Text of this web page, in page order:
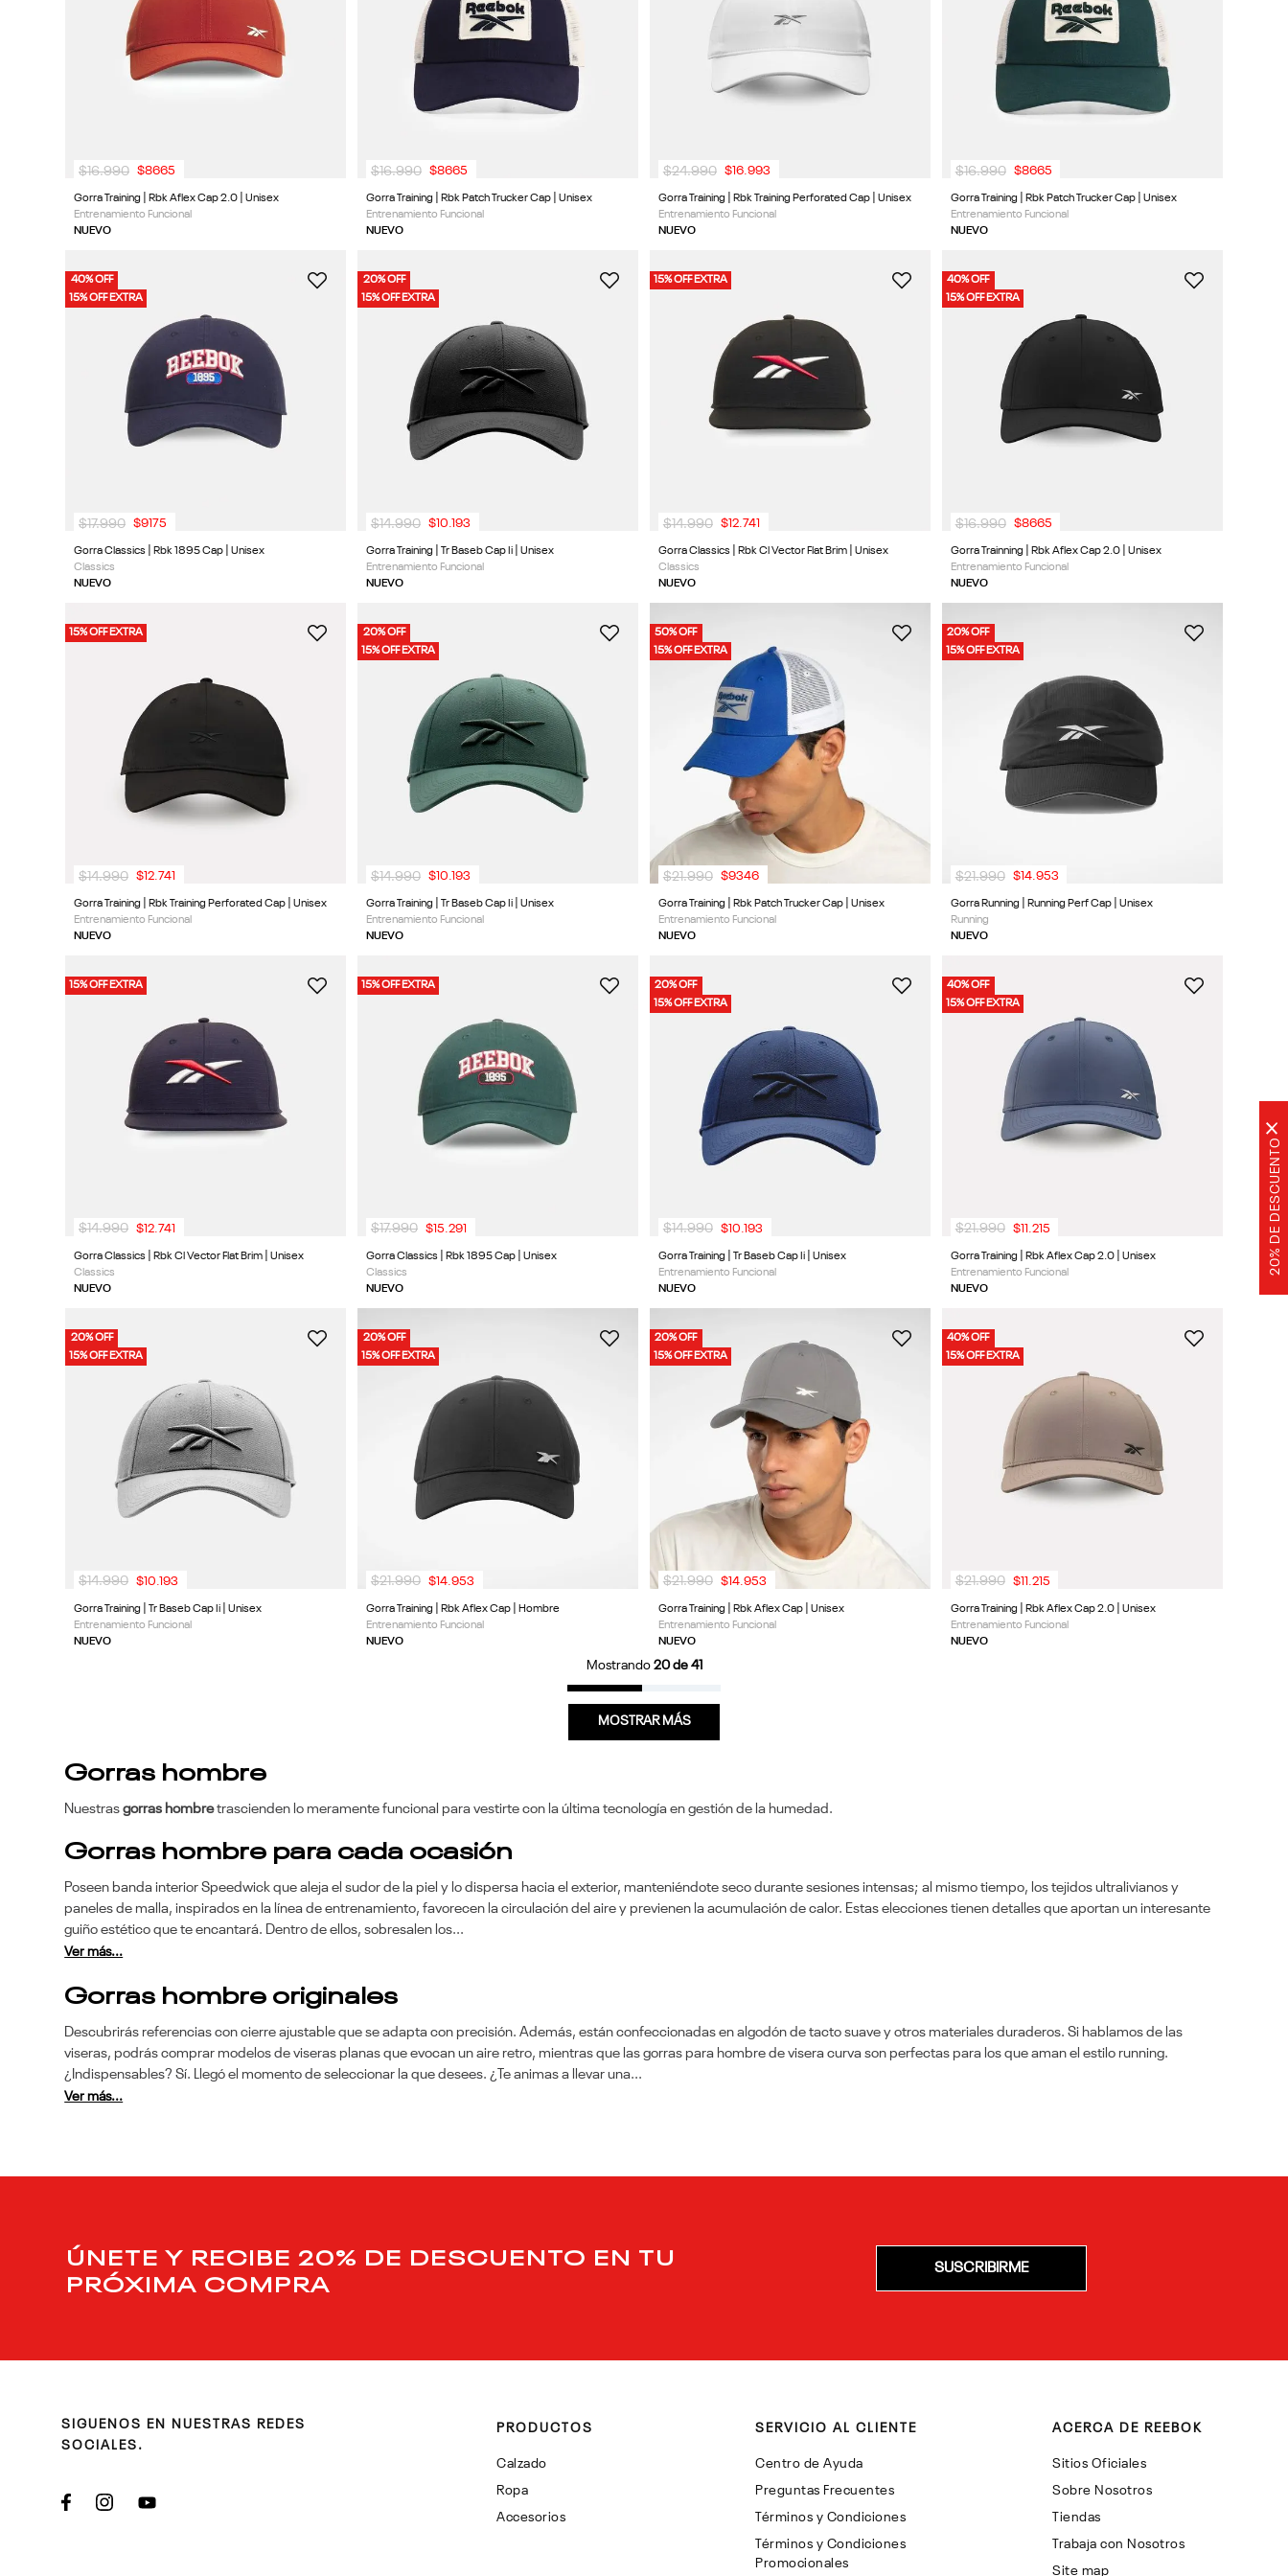
20% DE DESCUENTO
×
Gorra Training | Rbk Aflex Cap 2.0 | Unisex
Entrenamiento Funcional
NUEVO
$16.990 $8665
Gorra Training | Rbk Patch Trucker Cap | Unisex
Entrenamiento Funcional
NUEVO
$16.990 $8665
Gorra Training | Rbk Training Perforated Cap | Unisex
Entrenamiento Funcional
NUEVO
$24.990 $16.993
Gorra Training | Rbk Patch Trucker Cap | Unisex
Entrenamiento Funcional
NUEVO
$16.990 $8665
40% OFF
15% OFF EXTRA
Gorra Classics | Rbk 1895 Cap | Unisex
Classics
NUEVO
$17.990 $9175
20% OFF
15% OFF EXTRA
Gorra Training | Tr Baseb Cap Ii | Unisex
Entrenamiento Funcional
NUEVO
$14.990 $10.193
15% OFF EXTRA
Gorra Classics | Rbk Cl Vector Flat Brim | Unisex
Classics
NUEVO
$14.990 $12.741
40% OFF
15% OFF EXTRA
Gorra Trainning | Rbk Aflex Cap 2.0 | Unisex
Entrenamiento Funcional
NUEVO
$16.990 $8665
15% OFF EXTRA
Gorra Training | Rbk Training Perforated Cap | Unisex
Entrenamiento Funcional
NUEVO
$14.990 $12.741
20% OFF
15% OFF EXTRA
Gorra Training | Tr Baseb Cap Ii | Unisex
Entrenamiento Funcional
NUEVO
$14.990 $10.193
50% OFF
15% OFF EXTRA
Gorra Training | Rbk Patch Trucker Cap | Unisex
Entrenamiento Funcional
NUEVO
$21.990 $9346
20% OFF
15% OFF EXTRA
Gorra Running | Running Perf Cap | Unisex
Running
NUEVO
$21.990 $14.953
15% OFF EXTRA
Gorra Classics | Rbk Cl Vector Flat Brim | Unisex
Classics
NUEVO
$14.990 $12.741
15% OFF EXTRA
Gorra Classics | Rbk 1895 Cap | Unisex
Classics
NUEVO
$17.990 $15.291
20% OFF
15% OFF EXTRA
Gorra Training | Tr Baseb Cap Ii | Unisex
Entrenamiento Funcional
NUEVO
$14.990 $10.193
40% OFF
15% OFF EXTRA
Gorra Training | Rbk Aflex Cap 2.0 | Unisex
Entrenamiento Funcional
NUEVO
$21.990 $11 .215
20% OFF
15% OFF EXTRA
Gorra Training | Tr Baseb Cap Ii | Unisex
Entrenamiento Funcional
NUEVO
$14.990 $10.193
20% OFF
15% OFF EXTRA
Gorra Training | Rbk Aflex Cap | Hombre
Entrenamiento Funcional
NUEVO
$21.990 $14.953
20% OFF
15% OFF EXTRA
Gorra Training | Rbk Aflex Cap | Unisex
Entrenamiento Funcional
NUEVO
$21.990 $14.953
40% OFF
15% OFF EXTRA
Gorra Training | Rbk Aflex Cap 2.0 | Unisex
Entrenamiento Funcional
NUEVO
$21.990 $11 .215
Mostrando 20 de 41
MOSTRAR MÁS
Gorras hombre
Nuestrasgorras hombretrascienden lo meramente funcional para vestirte con la última tecnología en gestión de la humedad.
Gorras hombre para cada ocasión
Poseen banda interior Speedwick que aleja el sudor de la piel y lo dispersa hacia el exterior, manteniéndote seco durante sesiones intensas; al mismo tiempo, los tejidos ultralivianos y
paneles de malla, inspirados en la línea de entrenamiento, favorecen la circulación del aire y previenen la acumulación de calor. Estas elecciones tienen detalles que aportan un interesante
guiño estético que te encantará. Dentro de ellos, sobresalen los...
Ver más...
Gorras hombre originales
Descubrirás referencias con cierre ajustable que se adapta con precisión. Además, están confeccionadas en algodón de tacto suave y otros materiales duraderos. Si hablamos de las
viseras, podrás comprar modelos de viseras planas que evocan un aire retro, mientras que las gorras para hombre de visera curva son perfectas para los que aman el estilo running.
¿Indispensables? Sí. Llegó el momento de seleccionar la que desees. ¿Te animas a llevar una...
Ver más...
ÚNETE Y RECIBE 20% DE DESCUENTO EN TU
PRÓXIMA COMPRA
SUSCRIBIRME
SIGUENOS EN NUESTRAS REDES
SOCIALES.
PRODUCTOS
Calzado
Ropa
Accesorios
SERVICIO AL CLIENTE
Centro de Ayuda
Preguntas Frecuentes
Términos y Condiciones
Términos y Condiciones
Promocionales
ACERCA DE REEBOK
Sitios Oficiales
Sobre Nosotros
Tiendas
Trabaja con Nosotros
Site map
nano x